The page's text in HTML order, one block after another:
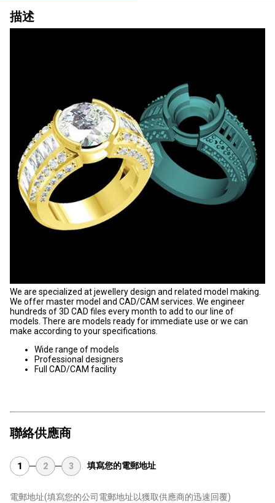
描述
We are specialized at jewellery design and related model making.
We offer master model and CAD/CAM services. We engineer
hundreds of 3D CAD files every month to add to our line of
models. There are models ready for immediate use or we can
make according to your specifications.
Wide range of models
Professional designers
Full CAD/CAM facility
聯絡供應商
1 2 3 填寫您的電郵地址
電郵地址(填寫您的公司電郵地址以獲取供應商的迅速回覆)